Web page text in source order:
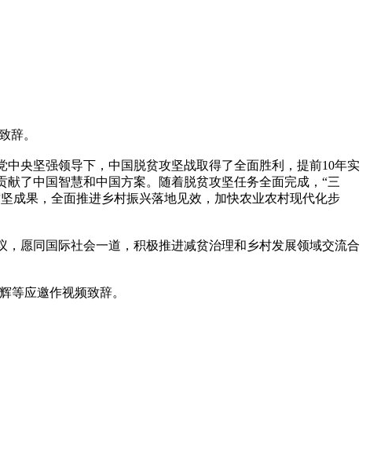
辞。
央坚强领导下，中国脱贫攻坚战取得了全面胜利，提前10年实
了中国智慧和中国方案。随着脱贫攻坚任务全面完成，“三
成果，全面推进乡村振兴落地见效，加快农业农村现代化步
愿同国际社会一道，积极推进减贫治理和乡村发展领域交流合
等应邀作视频致辞。